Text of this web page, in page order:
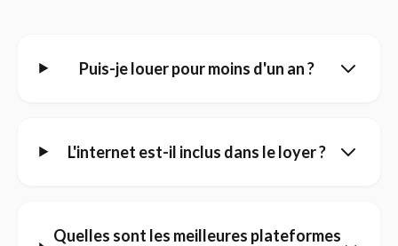
Puis-je louer pour moins d'un an ?
L'internet est-il inclus dans le loyer ?
Quelles sont les meilleures plateformes